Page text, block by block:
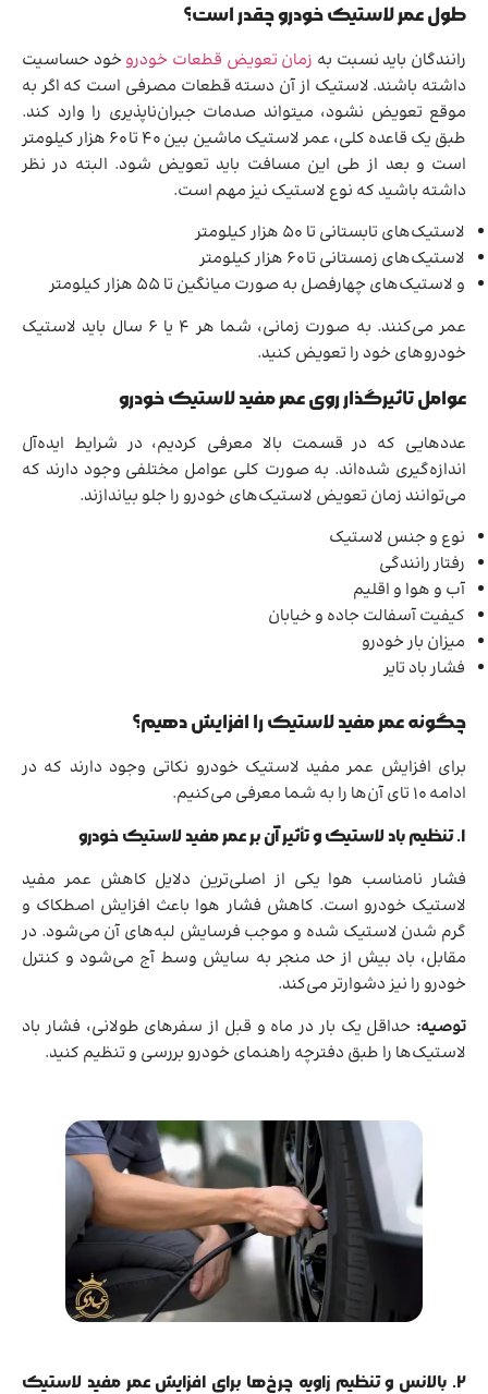
طول عمر لاستیک خودرو چقدر است؟
رانندگان باید نسبت به زمان تعویض قطعات خودروخود حساسیت
داشته باشند. لاستیک از آن دسته قطعات مصرفی است که اگر به
موقع تعویض نشود، میتواند صدمات جبران‌ناپذیری را وارد کند.
طبق یک قاعده کلی، عمر لاستیک ماشین بین 40 تا 60 هزار کیلومتر
است و بعد از طی این مسافت باید تعویض شود. البته در نظر
داشته باشید که نوع لاستیک نیز مهم است.
لاستیک‌های تابستانی تا 50 هزار کیلومتر
لاستیک‌های زمستانی تا 60 هزار کیلومتر
و لاستیک‌های چهارفصل به صورت میانگین تا 55 هزار کیلومتر
عمر می‌کنند. به صورت زمانی، شما هر 4 یا 6 سال باید لاستیک
خودروهای خود را تعویض کنید.
عوامل تاثیرگذار روی عمر مفید لاستیک خودرو
عددهایی که در قسمت بالا معرفی کردیم، در شرایط ایده‌آل
اندازه‌گیری شده‌اند. به صورت کلی عوامل مختلفی وجود دارند که
می‌توانند زمان تعویض لاستیک‌های خودرو را جلو بیاندازند.
نوع و جنس لاستیک
رفتار رانندگی
آب و هوا و اقلیم
کیفیت آسفالت جاده و خیابان
میزان بار خودرو
فشار باد تایر
چگونه عمر مفید لاستیک را افزایش دهیم؟
برای افزایش عمر مفید لاستیک خودرو نکاتی وجود دارند که در
ادامه 10 تای آن‌ها را به شما معرفی می‌کنیم.
۱. تنظیم باد لاستیک و تأثیر آن بر عمر مفید لاستیک خودرو
فشار نامناسب هوا یکی از اصلی‌ترین دلایل کاهش عمر مفید
لاستیک خودرو است. کاهش فشار هوا باعث افزایش اصطکاک و
گرم شدن لاستیک شده و موجب فرسایش لبه‌های آن می‌شود. در
مقابل، باد بیش از حد منجر به سایش وسط آج می‌شود و کنترل
خودرو را نیز دشوارتر می‌کند.
توصیه: حداقل یک بار در ماه و قبل از سفرهای طولانی، فشار باد
لاستیک‌ها را طبق دفترچه راهنمای خودرو بررسی و تنظیم کنید.
۲. بالانس و تنظیم زاویه چرخ‌ها برای افزایش عمر مفید لاستیک